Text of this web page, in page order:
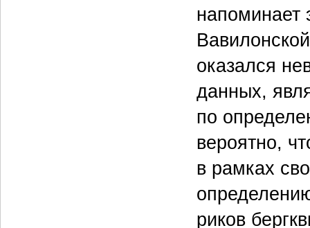
напоминает
оказался
данных,
по
вероятно,
в рамках
риков